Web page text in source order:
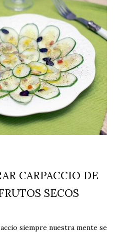
un ingrediente tan
Bañeza en un snack ligero,
y 100% natural. Es el
se...
CARPACCIO DE
SECOS
siempre nuestra mente se